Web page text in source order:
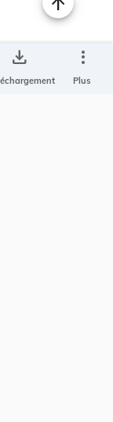
save_alt more_vert
Plus